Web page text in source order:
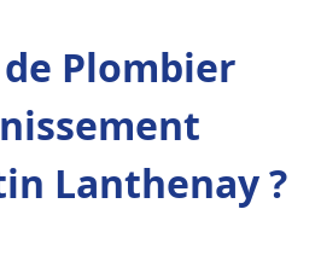
Plombier
Lanthenay ?